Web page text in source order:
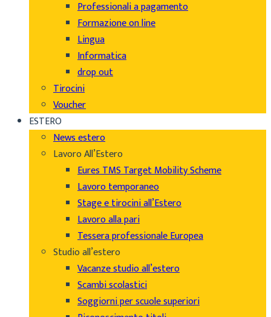
Professionali a pagamento
Formazione on line
Lingua
Informatica
drop out
Tirocini
Voucher
ESTERO
News estero
Lavoro All’Estero
Eures TMS Target Mobility Scheme
Lavoro temporaneo
Stage e tirocini all’Estero
Lavoro alla pari
Tessera professionale Europea
Studio all’estero
Vacanze studio all’estero
Scambi scolastici
Soggiorni per scuole superiori